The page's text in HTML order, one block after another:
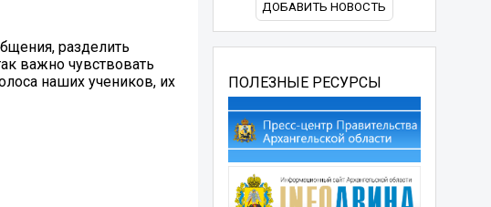
разделить
важно чувствовать
наших учеников, их
ДОБАВИТЬ НОВОСТЬ
ПОЛЕЗНЫЕ РЕСУРСЫ